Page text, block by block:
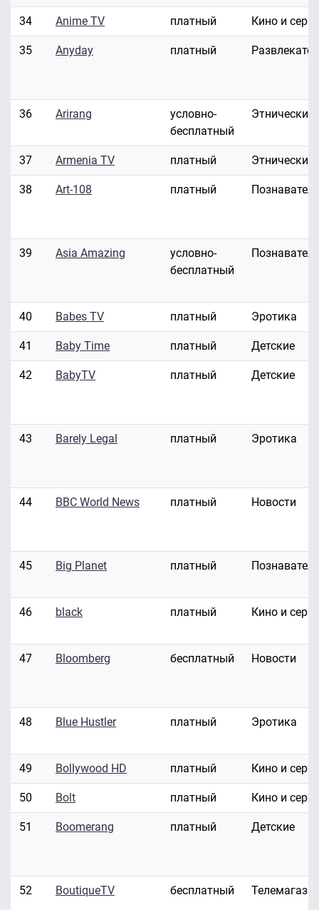
34 Anime TV платный Кино и
35 Anyday платный
36 Arirang
условно-
бесплатный
Этнические
37 Armenia TV платный Этнические
38 Art-108 платный
39 Asia Amazing
условно-
бесплатный
40 Babes TV платный Эротика
41 Baby Time платный Детские
42 BabyTV платный Детские
43 Barely Legal платный Эротика
44 BBC World News платный Новости
45 Big Planet платный
46 black платный Кино и
47 Bloomberg бесплатный Новости
48 Blue Hustler платный Эротика
49 Bollywood HD платный Кино и
50 Bolt платный Кино и
51 Boomerang платный Детские
52 BoutiqueTV бесплатный